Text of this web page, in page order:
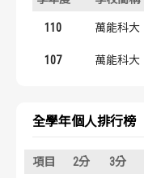
110 萬能科大
107 萬能科大
全學年個人排行榜
項目 2分 3分